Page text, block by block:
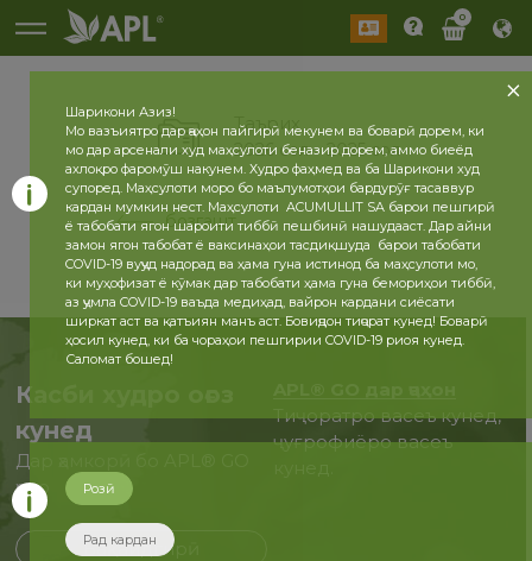
0
Таърих
2026 сол 2025 сол
бозгашт
Касби худро оғоз
кунед
Дар ҳамкорӣ бо APL® GO
ҳоло
Бақайдгирӣ
Тиҷоратро васеъ кунед,
ҷуғрофиёро васеъ
Шарикони Азиз!
Мо вазъиятро дар ҷаҳон пайгирӣ мекунем ва боварӣ дорем, ки
мо дар арсенали худ маҳсулоти беназир дорем, аммо биеёд
ахлоқро фаромӯш накунем. Худро фаҳмед ва ба Шарикони худ
супоред. Маҳсулоти моро бо маълумотҳои бардурӯғ тасаввур
кардан мумкин нест. Маҳсулоти ACUMULLIT SA барои пешгирӣ
ё табобати ягон шароити тиббӣ пешбинӣ нашудааст. Дар айни
замон ягон табобат ё ваксинаҳои тасдиқшуда барои табобати
COVID-19 вуҷуд надорад ва ҳама гуна истинод ба маҳсулоти мо,
ки муҳофизат ё кӯмак дар табобати ҳама гуна бемориҳои тиббӣ,
аз ҷумла COVID-19 ваъда медиҳад, вайрон кардани сиёсати
ширкат аст ва қатъиян манъ аст. Бовиҷдон тиҷорат кунед! Боварӣ
ҳосил кунед, ки ба чораҳои пешгирии COVID-19 риоя кунед.
Саломат бошед!
Розӣ
Рад кардан